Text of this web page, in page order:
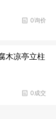
0询价
木凉亭立柱
0成交